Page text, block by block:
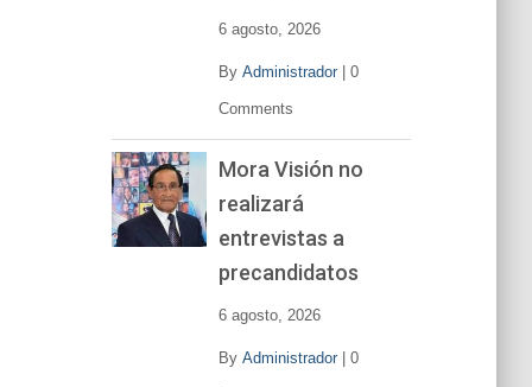
6 agosto, 2026
By Administrador| 0
Comments
Mora Visión no
realizará
entrevistas a
precandidatos
6 agosto, 2026
By Administrador| 0